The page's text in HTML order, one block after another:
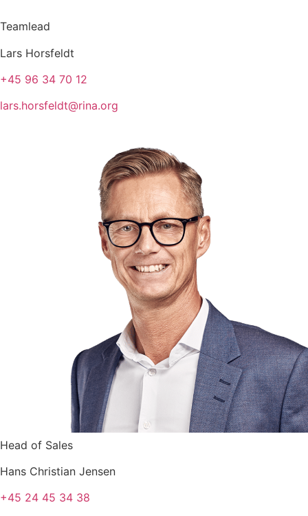
Teamlead
Lars Horsfeldt
+45 96 34 70 12
lars.horsfeldt@rina.org
Head of Sales
Hans Christian Jensen
+45 24 45 34 38